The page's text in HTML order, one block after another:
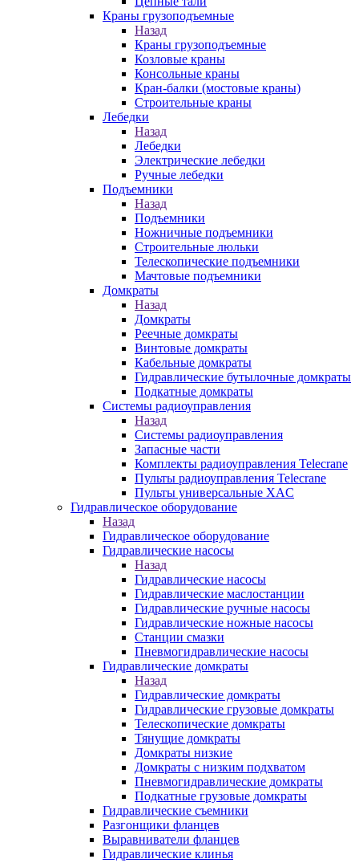
Краны грузоподъемные
Назад
Краны грузоподъемные
Козловые краны
Консольные краны
Кран-балки (мостовые краны)
Строительные краны
Лебедки
Назад
Лебедки
Электрические лебедки
Ручные лебедки
Подъемники
Назад
Подъемники
Ножничные подъемники
Строительные люльки
Телескопические подъемники
Мачтовые подъемники
Домкраты
Назад
Домкраты
Реечные домкраты
Винтовые домкраты
Кабельные домкраты
Гидравлические бутылочные домкраты
Подкатные домкраты
Системы радиоуправления
Назад
Системы радиоуправления
Запасные части
Комплекты радиоуправления Telecrane
Пульты радиоуправления Telecrane
Пульты универсальные XAC
Гидравлическое оборудование
Назад
Гидравлическое оборудование
Гидравлические насосы
Назад
Гидравлические насосы
Гидравлические маслостанции
Гидравлические ручные насосы
Гидравлические ножные насосы
Станции смазки
Пневмогидравлические насосы
Гидравлические домкраты
Назад
Гидравлические домкраты
Гидравлические грузовые домкраты
Телескопические домкраты
Тянущие домкраты
Домкраты низкие
Домкраты с низким подхватом
Пневмогидравлические домкраты
Подкатные грузовые домкраты
Гидравлические съемники
Разгонщики фланцев
Выравниватели фланцев
Гидравлические клинья